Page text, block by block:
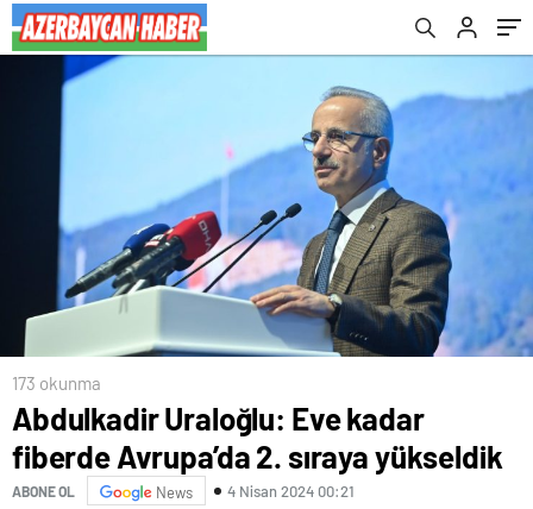
173 okunma
Abdulkadir Uraloğlu: Eve kadar
fiberde Avrupa’da 2. sıraya yükseldik
ABONE OL News 4 Nisan 2024 00:21